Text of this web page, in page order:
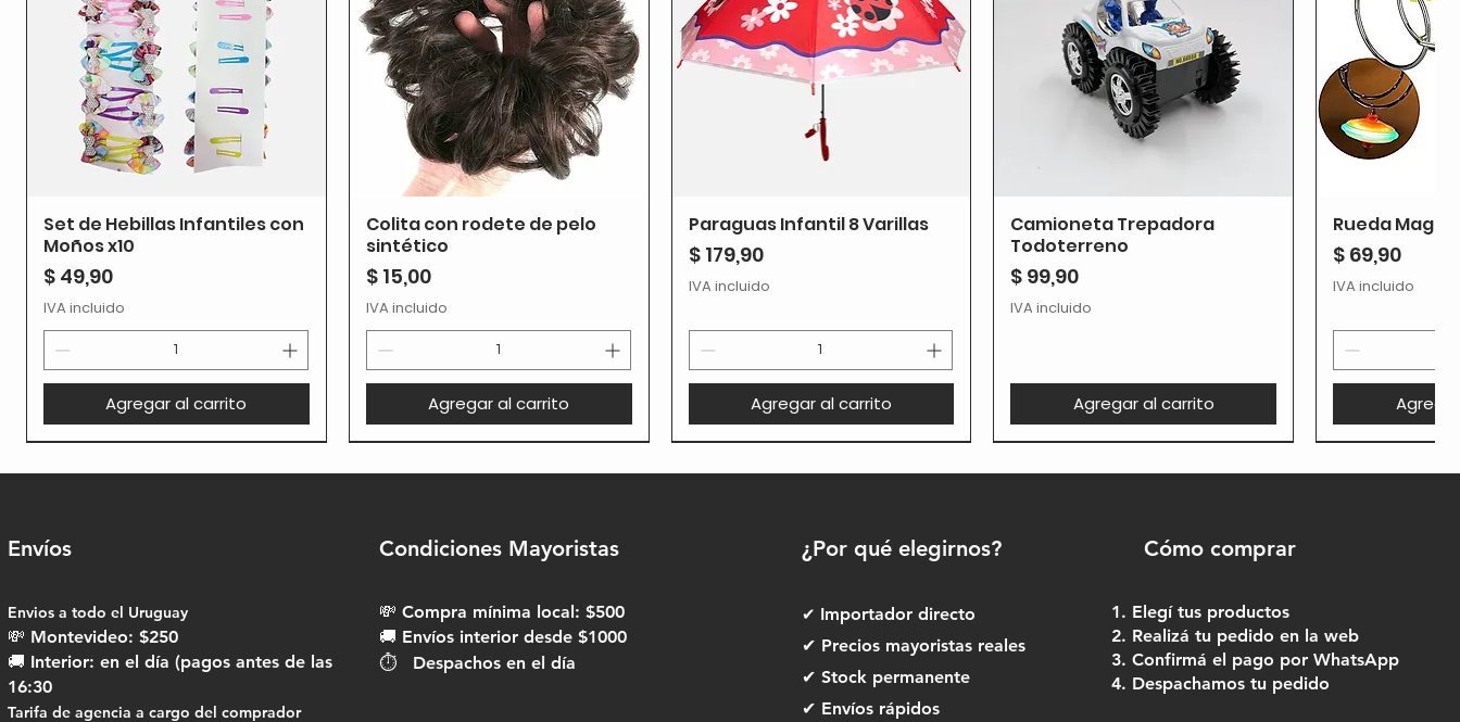
Set de Hebillas Infantiles con
Moños x10
Precio
$ 49,90
IVA incluido
Agregar al carrito
Colita con rodete de pelo
sintético
Precio
$ 15,00
IVA incluido
Agregar al carrito
Paraguas Infantil 8 Varillas
Precio
$ 179,90
IVA incluido
Agregar al carrito
Camioneta Trepadora
Todoterreno
Precio
$ 99,90
IVA incluido
Agregar al carrito
Rueda
Precio
$ 69,90
IVA incluido
Envíos
Envios a todo el Uruguay​
💸 Montevideo: $250
🚚 Interior: en el día (pagos antes de las
16:30
Tarifa de agencia a cargo del comprador
Condiciones Mayoristas
💸 Compra mínima local: $500
🚚 Envíos interior desde $1000
⏱ Despachos en el día
¿Por qué elegirnos?
✔ Importador directo
✔ Precios mayoristas reales
✔ Stock permanente
✔ Envíos rápidos
Cómo comprar
Elegí tus productos
Realizá tu pedido en la web
Confirmá el pago por WhatsApp
Despachamos tu pedido